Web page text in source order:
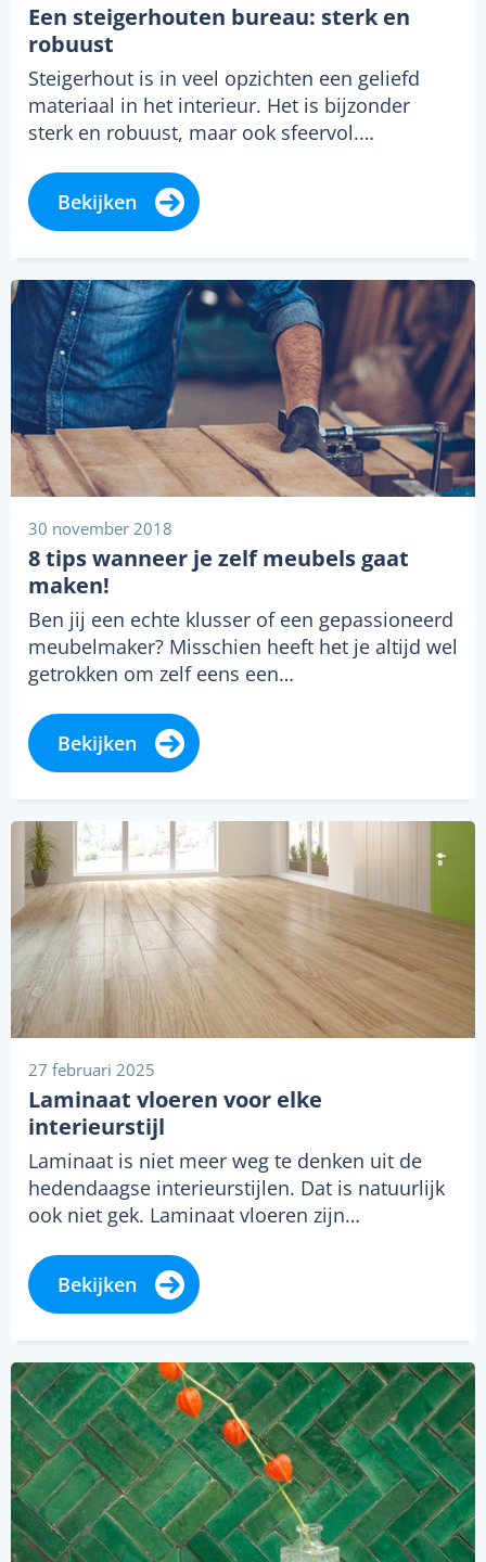
Een steigerhouten bureau: sterk en
robuust
Steigerhout is in veel opzichten een geliefd
materiaal in het interieur. Het is bijzonder
sterk en robuust, maar ook sfeervol.…
Bekijken
30 november 2018
8 tips wanneer je zelf meubels gaat
maken!
Ben jij een echte klusser of een gepassioneerd
meubelmaker? Misschien heeft het je altijd wel
getrokken om zelf eens een…
Bekijken
27 februari 2025
Laminaat vloeren voor elke
interieurstijl
Laminaat is niet meer weg te denken uit de
hedendaagse interieurstijlen. Dat is natuurlijk
ook niet gek. Laminaat vloeren zijn…
Bekijken